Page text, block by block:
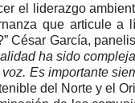
el liderazgo
que articule a
César García,
ha sido
Es importante
del Norte y el